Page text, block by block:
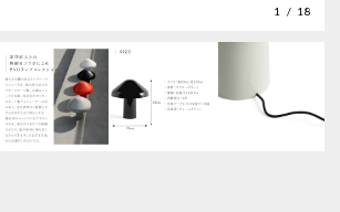
1 / 18